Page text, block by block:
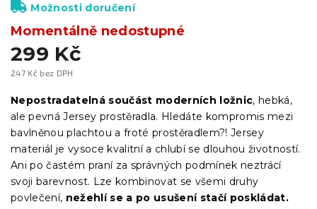
299 Kč
247 Kč bez DPH
cena:
Momentálně nedostupné
Možnosti doručení
Nepostradatelná součást moderních ložnic, hebká,
ale pevná Jersey prostěradla. Hledáte kompromis mezi
bavlněnou plachtou a froté prostěradlem?! Jersey
materiál je vysoce kvalitní a chlubí se dlouhou životností.
Ani po častém praní za správných podmínek neztrácí
svoji barevnost. Lze kombinovat se všemi druhy
povlečení, nežehlí se a po usušení stačí poskládat.